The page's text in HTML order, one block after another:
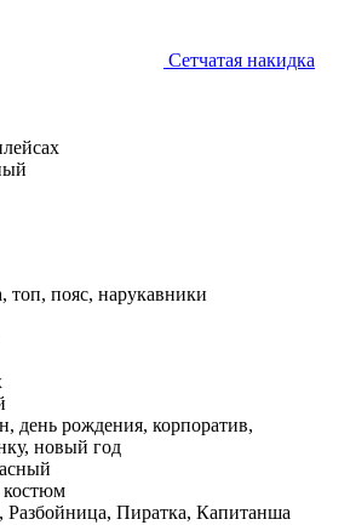
Сетчатая накидка
топ, пояс, нарукавники
день рождения, корпоратив,
новый год
костюм
Разбойница, Пиратка, Капитанша